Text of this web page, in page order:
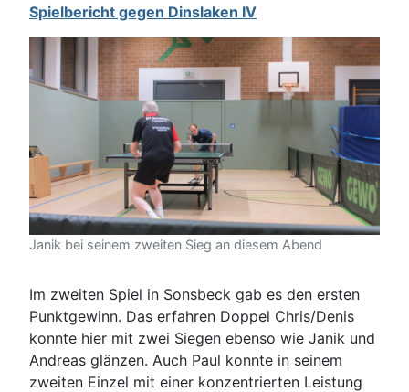
Spielbericht gegen Dinslaken IV
Janik bei seinem zweiten Sieg an diesem Abend
Im zweiten Spiel in Sonsbeck gab es den ersten
Punktgewinn. Das erfahren Doppel Chris/Denis
konnte hier mit zwei Siegen ebenso wie Janik und
Andreas glänzen. Auch Paul konnte in seinem
zweiten Einzel mit einer konzentrierten Leistung